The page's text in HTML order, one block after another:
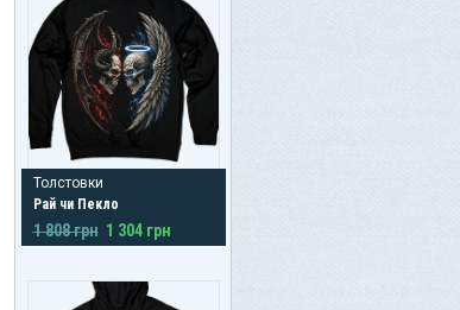
Толстовки
Рай чи Пекло
1 808 грн 1 304 грн